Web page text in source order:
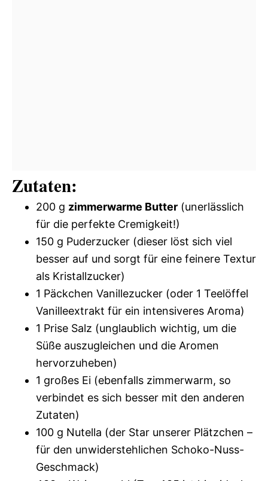
Zutaten:
200 g zimmerwarme Butter (unerlässlich
für die perfekte Cremigkeit!)
150 g Puderzucker (dieser löst sich viel
besser auf und sorgt für eine feinere Textur
als Kristallzucker)
1 Päckchen Vanillezucker (oder 1 Teelöffel
Vanilleextrakt für ein intensiveres Aroma)
1 Prise Salz (unglaublich wichtig, um die
Süße auszugleichen und die Aromen
hervorzuheben)
1 großes Ei (ebenfalls zimmerwarm, so
verbindet es sich besser mit den anderen
Zutaten)
100 g Nutella (der Star unserer Plätzchen –
für den unwiderstehlichen Schoko-Nuss-
Geschmack)